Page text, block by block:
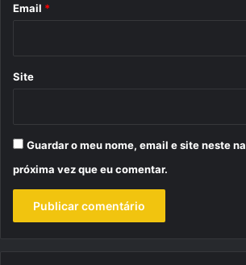
*
Email *
Site
Guardar o meu nome, email e site neste
próxima vez que eu comentar.